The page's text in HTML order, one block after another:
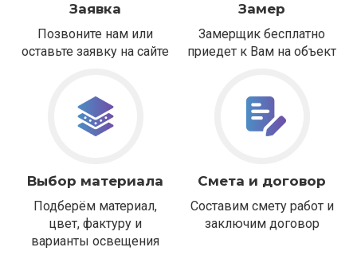
Заявка
Позвоните нам или
оставьте заявку на сайте
Замер
Замерщик бесплатно
приедет к Вам на объект
Выбор материала
Подберём материал,
цвет, фактуру и
варианты освещения
Смета и договор
Составим смету работ и
заключим договор